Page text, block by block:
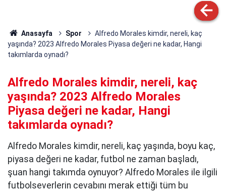
Anasayfa Spor
Alfredo Morales kimdir, nereli, kaç
yaşında? 2023 Alfredo Morales Piyasa değeri ne kadar, Hangi
takımlarda oynadı?
Alfredo Morales kimdir, nereli, kaç
yaşında? 2023 Alfredo Morales
Piyasa değeri ne kadar, Hangi
takımlarda oynadı?
Alfredo Morales kimdir, nereli, kaç yaşında, boyu kaç,
piyasa değeri ne kadar, futbol ne zaman başladı,
şuan hangi takımda oynuyor? Alfredo Morales ile ilgili
futbolseverlerin cevabını merak ettiği tüm bu